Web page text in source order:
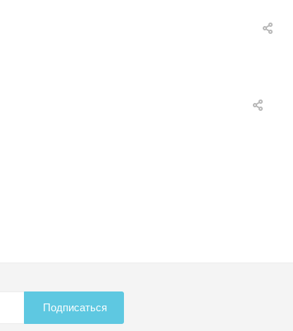
Подписаться